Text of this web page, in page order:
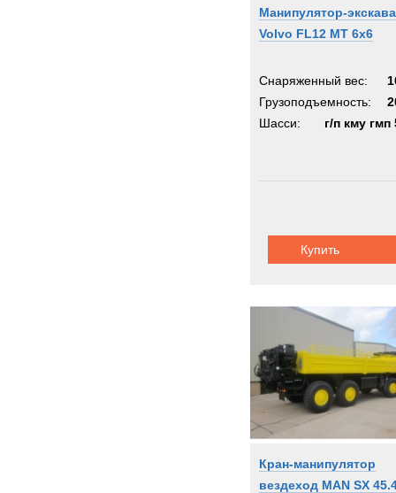
Манипулятор-
Volvo FL12 MT 6x6
Снаряженный вес:
Грузоподъемность:
Шасси:
г/п кму гмп
Купить
Кран-манипулятор
вездеход MAN SX